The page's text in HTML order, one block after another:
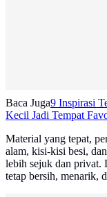
Baca Juga9 Inspirasi
Kecil Jadi Tempat
Material yang tepat,
alam, kisi-kisi besi,
lebih sejuk dan privat.
tetap bersih, menarik,